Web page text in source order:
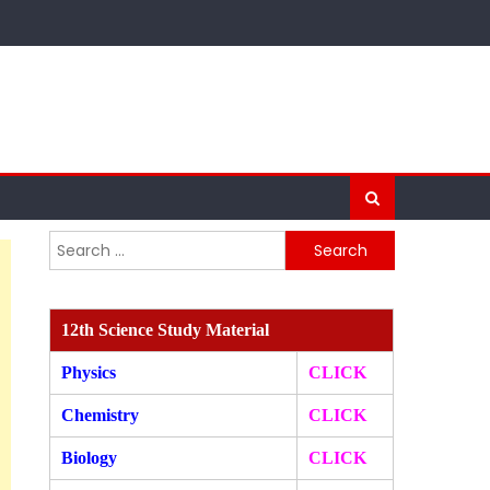
Search
for:
12th Science Study Material
Physics CLICK
Chemistry CLICK
Biology CLICK